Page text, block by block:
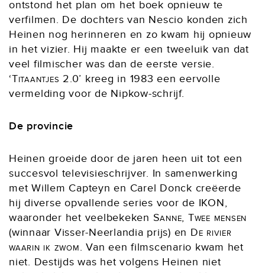
ontstond het plan om het boek opnieuw te
verfilmen. De dochters van Nescio konden zich
Heinen nog herinneren en zo kwam hij opnieuw
in het vizier. Hij maakte er een tweeluik van dat
veel filmischer was dan de eerste versie.
‘Titaantjes 2.0’ kreeg in 1983 een eervolle
vermelding voor de Nipkow-schrijf.
De provincie
Heinen groeide door de jaren heen uit tot een
succesvol televisieschrijver. In samenwerking
met Willem Capteyn en Carel Donck creëerde
hij diverse opvallende series voor de IKON,
waaronder het veelbekeken Sanne, Twee mensen
(winnaar Visser-Neerlandia prijs) en De rivier
waarin ik zwom. Van een filmscenario kwam het
niet. Destijds was het volgens Heinen niet